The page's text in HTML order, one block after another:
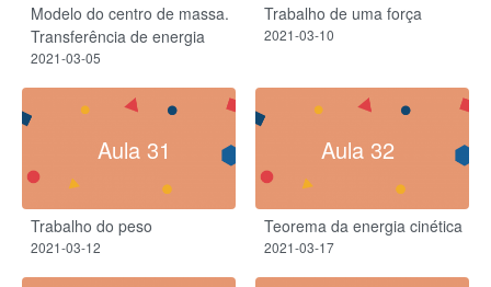
Modelo do centro de massa.
Transferência de energia
2021-03-05
Trabalho de uma força​
2021-03-10
Aula 31
Trabalho do peso​
2021-03-12
Aula 32
Teorema da energia cinética
2021-03-17